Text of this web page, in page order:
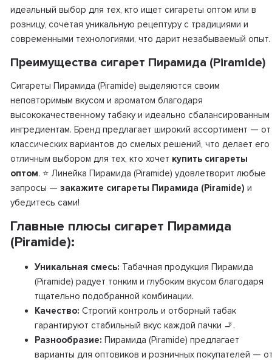
идеальный выбор для тех, кто ищет сигареты оптом или в
розницу, сочетая уникальную рецептуру с традициями и
современными технологиями, что дарит незабываемый опыт.
Преимущества сигарет Пирамида (Piramide)
Сигареты Пирамида (Piramide) выделяются своим
неповторимым вкусом и ароматом благодаря
высококачественному табаку и идеально сбалансированным
ингредиентам. Бренд предлагает широкий ассортимент — от
классических вариантов до смелых решений, что делает его
отличным выбором для тех, кто хочет купить сигареты
оптом. ⭐ Линейка Пирамида (Piramide) удовлетворит любые
запросы — закажите сигареты Пирамида (Piramide) и
убедитесь сами!
Главные плюсы сигарет Пирамида
(Piramide):
Уникальная смесь: Табачная продукция Пирамида
(Piramide) радует тонким и глубоким вкусом благодаря
тщательно подобранной комбинации.
Качество: Строгий контроль и отборный табак
гарантируют стабильный вкус каждой пачки 🚬.
Разнообразие: Пирамида (Piramide) предлагает
варианты для оптовиков и розничных покупателей —